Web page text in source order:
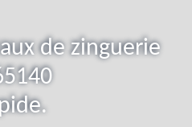
de zinguerie